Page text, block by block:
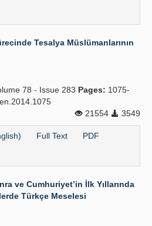
Tesalya Müslümanlarının
78 - Issue 283 Pages: 1075-
21554
3549
Full Text PDF
ve Cumhuriyet’in İlk Yıllarında
Türkçe Meselesi